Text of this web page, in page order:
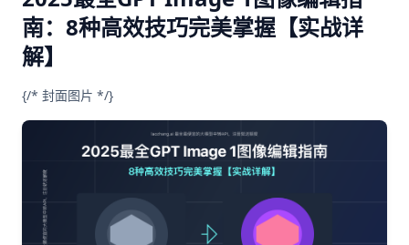
南：8种高效技巧完美掌握【实战详
解】
{/* 封面图片 */}